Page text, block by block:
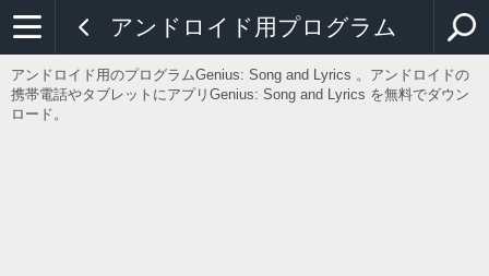
アンドロイド用プログラム
アンドロイド用のプログラムGenius: Song and Lyrics 。アンドロイドの
携帯電話やタブレットにアプリGenius: Song and Lyrics を無料でダウン
ロード。